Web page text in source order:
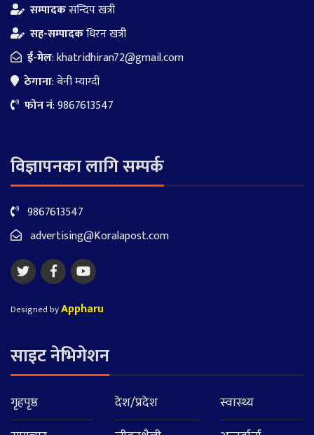
सम्पादकसन्दिप खत्री
सह-सम्पादकधिरन खत्री
ई-मेल:khatridhiran72@gmail.com
ठेगाना: बेनी म्याग्दी
फोन नं: 9867613547
विज्ञापनका लागि सम्पर्क
9867613547
advertising@Koralapost.com
Designed byAppharu
साइट नेभिगेशन
गृहपृष्ठ
देश/प्रदेश
स्वास्थ्य